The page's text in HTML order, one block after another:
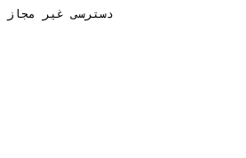
دسترسی غیر مجاز